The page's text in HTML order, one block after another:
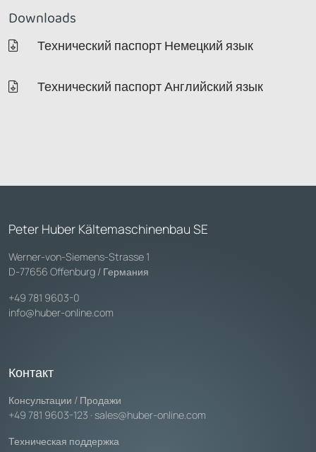
Downloads
Технический паспорт Немецкий язык
Технический паспорт Английский язык
Peter Huber Kältemaschinenbau SE
Werner-von-Siemens-Strasse 1
D-77656 Offenburg / Германия
+49 781 9603-0
info@huber-online.com
Контакт
Консультации / Продажи
+49 781 9603-123 · sales@huber-online.com
Техническая поддержка